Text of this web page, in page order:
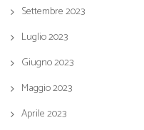
Settembre 2023
Luglio 2023
Giugno 2023
Maggio 2023
Aprile 2023